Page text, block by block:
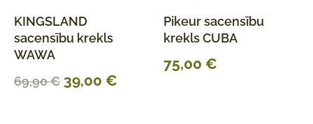
KINGSLAND
sacensību krekls
WAWA
69,90€ 39,00 €
Pikeur sacensību
krekls CUBA
75,00 €